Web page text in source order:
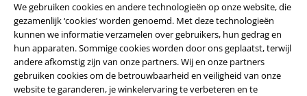
We gebruiken cookies en andere technologieën op onze website, die
gezamenlijk ‘cookies’ worden genoemd. Met deze technologieën
kunnen we informatie verzamelen over gebruikers, hun gedrag en
hun apparaten. Sommige cookies worden door ons geplaatst, terwijl
andere afkomstig zijn van onze partners. Wij en onze partners
gebruiken cookies om de betrouwbaarheid en veiligheid van onze
website te garanderen, je winkelervaring te verbeteren en te
Beveiliging